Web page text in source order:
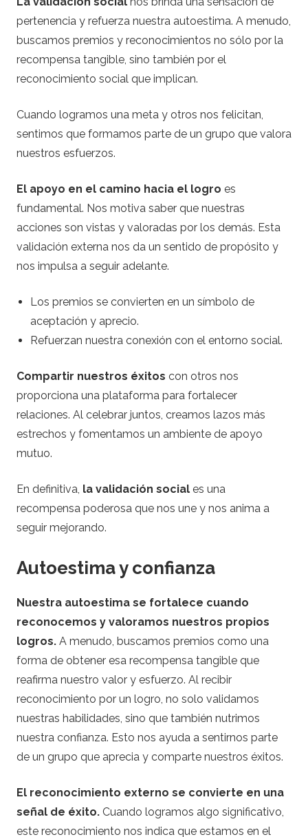
pertenencia y refuerza nuestra autoestima. A menudo,
buscamos premios y reconocimientos no sólo por la
recompensa tangible, sino también por el
reconocimiento social que implican.
Cuando logramos una meta y otros nos felicitan,
sentimos que formamos parte de un grupo que valora
nuestros esfuerzos.
El apoyo en el camino hacia el logro es
fundamental. Nos motiva saber que nuestras
acciones son vistas y valoradas por los demás. Esta
validación externa nos da un sentido de propósito y
nos impulsa a seguir adelante.
Los premios se convierten en un símbolo de
aceptación y aprecio.
Refuerzan nuestra conexión con el entorno social.
Compartir nuestros éxitos con otros nos
proporciona una plataforma para fortalecer
relaciones. Al celebrar juntos, creamos lazos más
estrechos y fomentamos un ambiente de apoyo
mutuo.
En definitiva, la validación social es una
recompensa poderosa que nos une y nos anima a
seguir mejorando.
Autoestima y confianza
Nuestra autoestima se fortalece cuando
reconocemos y valoramos nuestros propios
logros. A menudo, buscamos premios como una
forma de obtener esa recompensa tangible que
reafirma nuestro valor y esfuerzo. Al recibir
reconocimiento por un logro, no solo validamos
nuestras habilidades, sino que también nutrimos
nuestra confianza. Esto nos ayuda a sentirnos parte
de un grupo que aprecia y comparte nuestros éxitos.
El reconocimiento externo se convierte en una
señal de éxito. Cuando logramos algo significativo,
este reconocimiento nos indica que estamos en el